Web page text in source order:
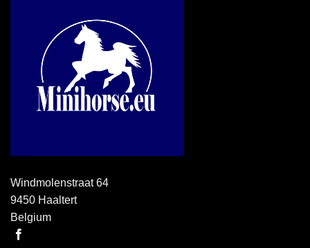
Windmolenstraat 64
9450 Haaltert
Belgium